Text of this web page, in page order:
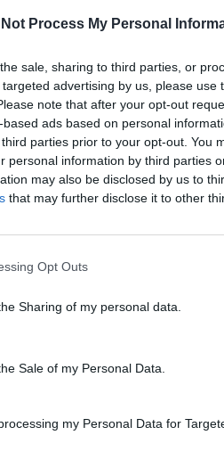
Not Process My Personal
sale, sharing to third parties, or
advertising by us, please use
note that after your opt-out
ads based on personal
parties prior to your opt-out. You
personal information by third parties
may also be disclosed by us to
that may further disclose it to other
Opt Outs
Sharing of my personal data.
Sale of my Personal Data.
my Personal Data for